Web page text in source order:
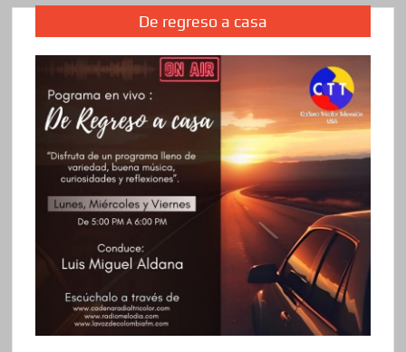
De regreso a casa